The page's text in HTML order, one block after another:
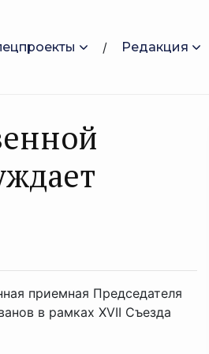
Редакция
приемная Председателя
в рамках XVII Съезда